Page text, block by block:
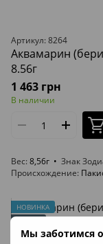
Мы заботимся
Артикул: 8264
Аквамарин
8.56г
1 463 грн
В наличии
Вес 8,56г Знак
Происхождение
НОВИНКА